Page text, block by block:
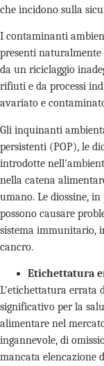
che incidono sulla
I contaminanti
presenti naturalmente
da un riciclaggio
rifiuti e da processi
avariato e
Gli inquinanti
persistenti (POP), le
introdotte
nella catena
umano. Le diossine,
possono causare
sistema immunitario,
cancro.
Etichettatura
L'etichettatura errata
significativo per la
alimentare nel
ingannevole, di
mancata elencazione